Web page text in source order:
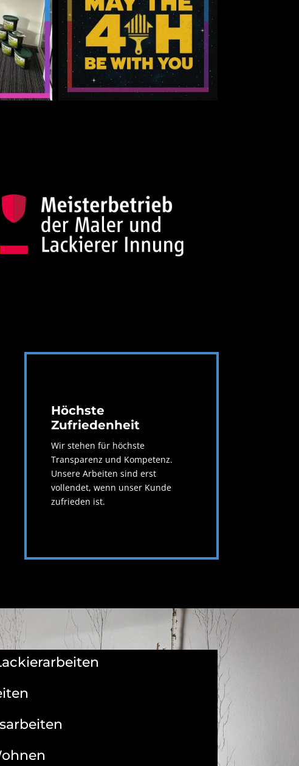
Höchste
Zufriedenheit
Wir stehen für höchste
Transparenz und Kompetenz.
Unsere Arbeiten sind erst
vollendet, wenn unser Kunde
zufrieden ist.